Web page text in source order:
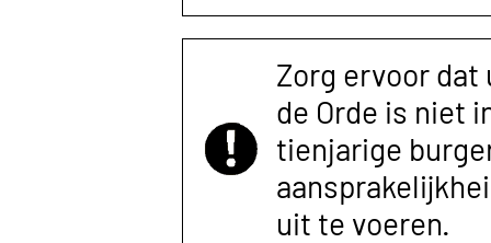
Zorg ervoor
de Orde is niet
tienjarige
uit te voeren.